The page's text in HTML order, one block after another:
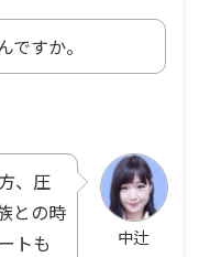
ですか。
中辻
、圧
との時
トも